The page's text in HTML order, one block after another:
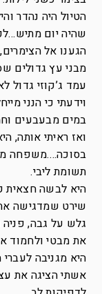
הטיול היה נהדר
שהיה יום
הגענו אל
מבני עץ גדולים
עמד ג’קוזי גדול
וידעתי כי הנני
במים מבעבעים
ואז ראיתי
בסוכה….משפחה
תשומת ליבי.
היא לבשה חצאית
שירט שמדגישה
גלש על גבה, פניה
את מבטי ולחמוד
היא מגניבה
אשתי הציגה את